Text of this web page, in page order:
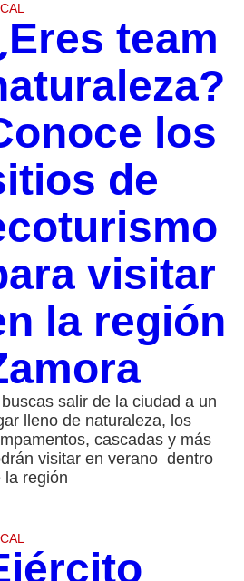
team
los
de
visitar
la región
salir de la ciudad a un
lleno de naturaleza, los
cascadas y más
visitar en verano dentro
la región